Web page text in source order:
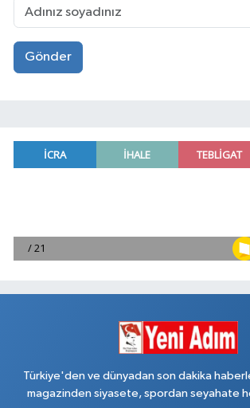
Gönder
Türkiye'den ve dünyadan son dakika
magazinden siyasete, spordan seyahate